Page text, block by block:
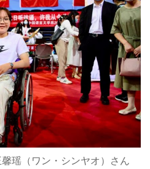
瑶（ワン・シンヤオ）さん